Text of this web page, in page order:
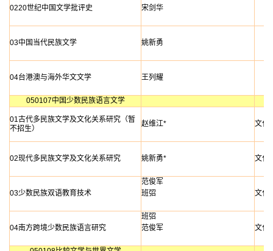
0220世纪中国文学批评史 宋剑华
03中国当代民族文学 姚新勇
04台港澳与海外华文文学 王列耀
050107中国少数民族语言文学
01古代多民族文学及文化关系研究（暂
不招生）
赵维江* 文化
02现代多民族文学及文化关系研究 姚新勇* 文化
03少数民族双语教育技术
范俊军
文化
班弨
04南方跨境少数民族语言研究
班弨
文化
范俊军